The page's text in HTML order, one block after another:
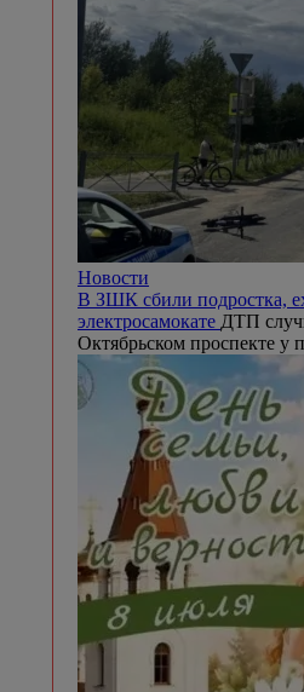
Новости
В ЗШК сбили подростка,
электросамокате ДТП
Октябрьском проспекте у